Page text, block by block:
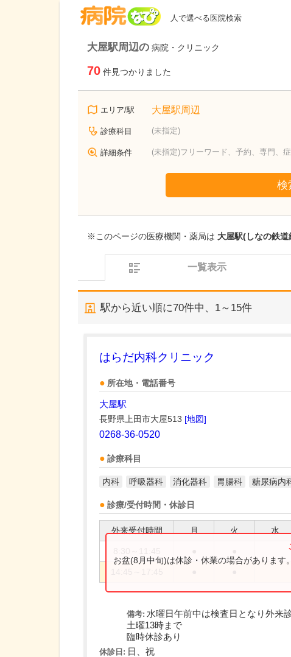
人で選べる医院検索
大屋駅周辺の 病院・クリニック
70 件見つかりました
エリア/駅 大屋駅周辺
診療科目 (未指定)
詳細条件 (未指定)フリーワード、予約、専門、
検
※このページの医療機関・薬局は 大屋駅(しなの鉄道
一覧表示
駅から近い順に70件中、 1～15件
はらだ内科クリニック
所在地・電話番号
大屋駅
長野県上田市大屋513 [地図]
0268-36-0520
診療科目
内科 呼吸器科 消化器科 胃腸科 糖尿病内
診療/受付時間・休診日
外来受付時間 月 火 水
お盆(8月中旬)は休診・休業の場合があります
備考: 水曜日午前中は検査日となり外来
土曜13時まで
臨時休診あり
休診日: 日、祝